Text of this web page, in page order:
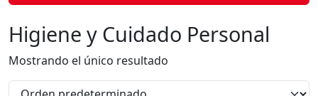
d
u
c
t
o
Higiene y Cuidado Personal
Mostrando el único resultado